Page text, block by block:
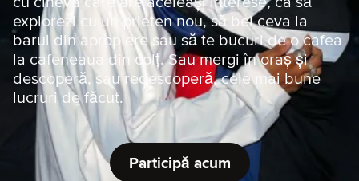
explorezi cu un prieten nou, să bei ceva la
barul din apropiere sau să te bucuri de o cafea
la cafeneaua din colț. Sau mergi în oraș și
descoperă, sau redescoperă, cele mai bune
lucruri de făcut.
Participă acum